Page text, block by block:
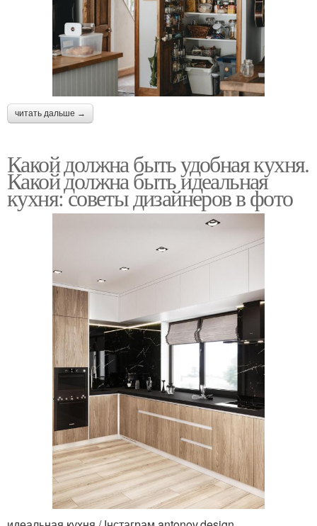
читать дальше →
Какой должна быть удобная кухня.
Какой должна быть идеальная
кухня: советы дизайнеров в фото